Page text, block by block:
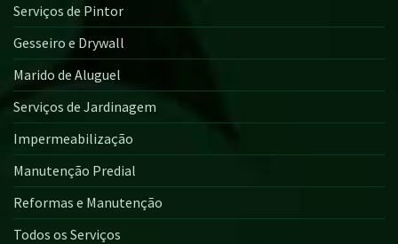
Serviços de Pintor
Gesseiro e Drywall
Marido de Aluguel
Serviços de Jardinagem
Impermeabilização
Manutenção Predial
Reformas e Manutenção
Todos os Serviços